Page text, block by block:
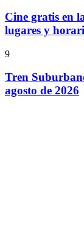
Cine gratis en
lugares y
9
Tren
agosto de 2026